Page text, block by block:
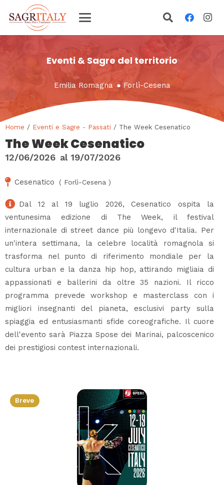
Eventi & Sagre del territorio
Emilia Romagna ● Forlì-Cesena
Home / Eventi e Sagre - Passati / The Week Cesenatico
The Week Cesenatico
12/06/2026 al 19/07/2026
Cesenatico ( Forlì-Cesena )
Dal 12 al 19 luglio 2026, Cesenatico ospita la
ventunesima edizione di The Week, il festival
internazionale di street dance più longevo d'Italia. Per
un'intera settimana, la celebre località romagnola si
trasforma nel punto di riferimento mondiale per la
cultura urban e la danza hip hop, attirando migliaia di
appassionati e ballerini da oltre 35 nazioni. Il ricco
programma prevede workshop e masterclass con i
migliori insegnanti del pianeta, esclusivi party sulla
spiaggia ed entusiasmanti sfide coreografiche. Il cuore
dell'evento sarà Piazza Spose dei Marinai, palcoscenico
dei prestigiosi contest internazionali.
Breve